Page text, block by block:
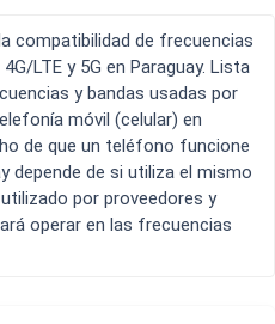
A0...
de pago para empresas
notificaciones XIaomi mi 9t
compatibilidad de frecuencias
LTE y 5G en Paraguay. Lista
y bandas usadas por
móvil (celular) en
de que un teléfono funcione
depende de si utiliza el mismo
por proveedores y
operar en las frecuencias
Vídeos